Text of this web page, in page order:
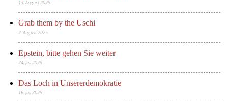
13. August 2025
Grab them by the Uschi
2. August 2025
Epstein, bitte gehen Sie weiter
24. Juli 2025
Das Loch in Unsererdemokratie
16. Juli 2025